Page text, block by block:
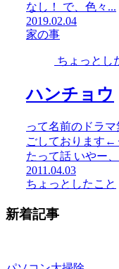
なし！ で、色々...
2019.02.04
家の事
ちょっとし
ハンチョウ
って名前のドラ
ごしております←
たって話 いやー
2011.04.03
ちょっとしたこと
新着記事